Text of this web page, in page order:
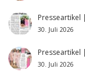
Presseartikel
30. Juli 2026
Presseartikel
30. Juli 2026